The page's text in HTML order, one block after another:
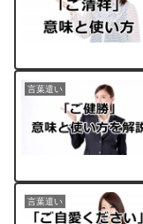
言葉遣い
言葉遣い